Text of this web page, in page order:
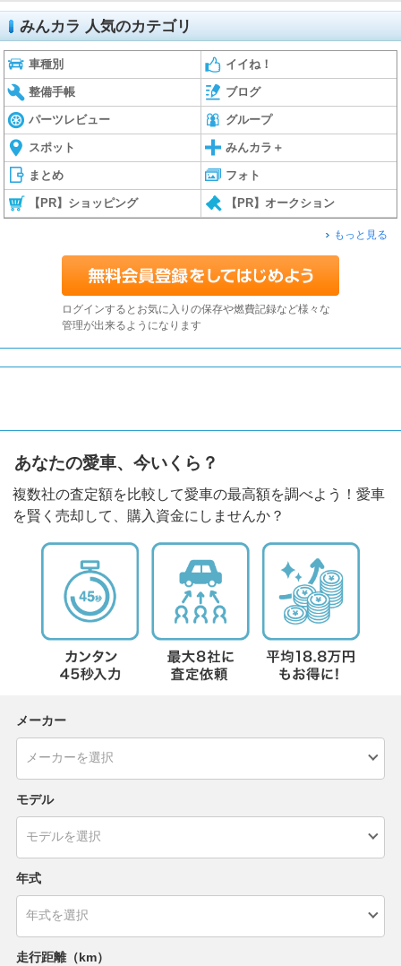
みんカラ 人気のカテゴリ
車種別 イイね！
整備手帳 ブログ
パーツレビュー グループ
スポット みんカラ＋
まとめ フォト
【PR】ショッピング 【PR】オークション
もっと見る
ログインするとお気に入りの保存や燃費記録など様々な
管理が出来るようになります
あなたの愛車、今いくら？
複数社の査定額を比較して愛車の最高額を調べよう！愛車
を賢く売却して、購入資金にしませんか？
メーカー
モデル
年式
走行距離（km）